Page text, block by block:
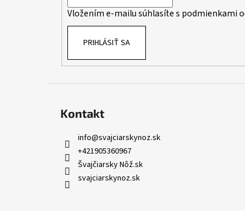
Vložením e-mailu súhlasíte s podmienkami
PRIHLÁSIŤ SA
Kontakt
info@svajciarskynoz.sk
+421905360967
Švajčiarsky Nôž.sk
svajciarskynoz.sk